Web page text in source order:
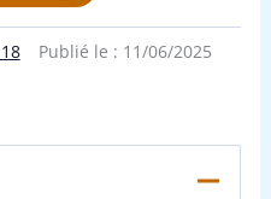
Publié le : 11/06/2025